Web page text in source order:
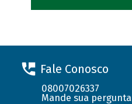
Fale Conosco
08007026337
Mande sua pergunta